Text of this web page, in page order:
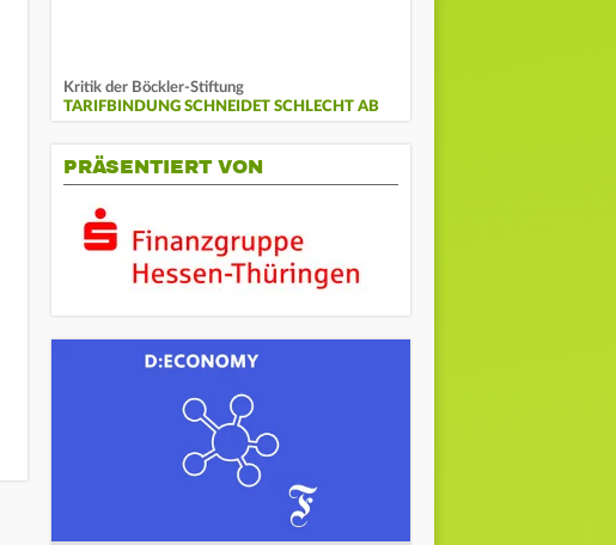
Kritik der Böckler-Stiftung
TARIFBINDUNG SCHNEIDET SCHLECHT AB
PRÄSENTIERT VON